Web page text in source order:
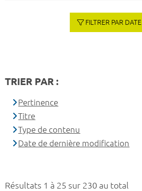
Résultats 1 à 25 sur 230 au total
FILTRER PAR DATE
TRIER PAR :
Pertinence
Titre
Type de contenu
Date de dernière modification